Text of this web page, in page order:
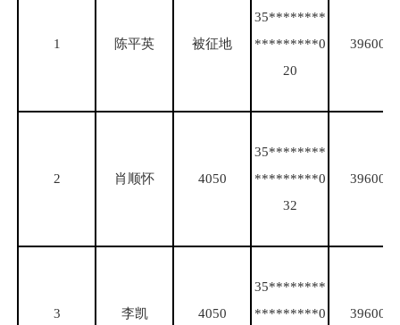
1 陈平英 被征地
35********
*********0
20
39600
2 肖顺怀 4050
35********
*********0
32
39600
3 李凯 4050
35********
*********0
39600